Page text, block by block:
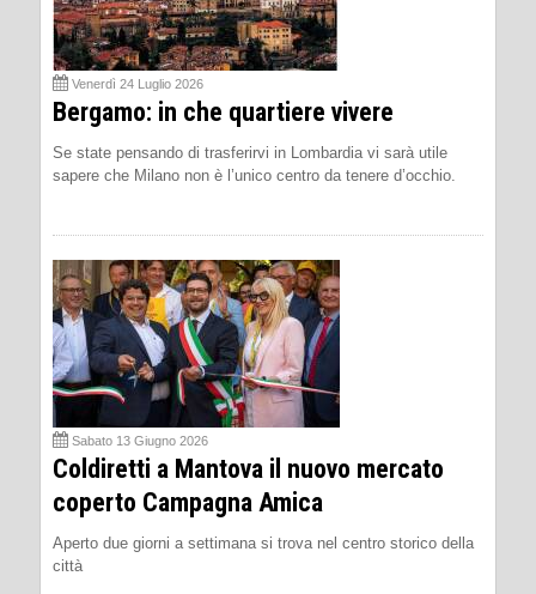
Venerdì 24 Luglio 2026
Bergamo: in che quartiere vivere
Se state pensando di trasferirvi in Lombardia vi sarà utile
sapere che Milano non è l’unico centro da tenere d’occhio.
Sabato 13 Giugno 2026
Coldiretti a Mantova il nuovo mercato
coperto Campagna Amica
Aperto due giorni a settimana si trova nel centro storico della
città